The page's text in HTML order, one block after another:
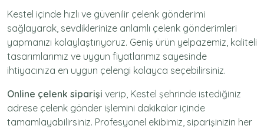
Kestel içinde hızlı ve güvenilir çelenk gönderimi
sağlayarak, sevdiklerinize anlamlı çelenk gönderimleri
yapmanızı kolaylaştırıyoruz. Geniş ürün yelpazemiz, kaliteli
tasarımlarımız ve uygun fiyatlarımız sayesinde
ihtiyacınıza en uygun çelengi kolayca seçebilirsiniz.
Online çelenk siparişi verip, Kestel şehrinde istediğiniz
adrese çelenk gönder işlemini dakikalar içinde
tamamlayabilirsiniz. Profesyonel ekibimiz, siparişinizin her